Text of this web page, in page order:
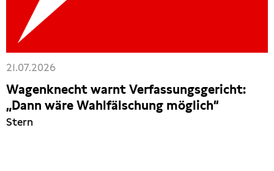
21.07.2026
Wagenknecht warnt Verfassungsgericht:
„Dann wäre Wahlfälschung möglich“
Stern